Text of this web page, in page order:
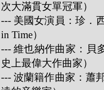
次大滿貫女單冠軍）
--- 美國女演員：珍．
in Time）
--- 維也納作曲家：貝
史上最偉大作曲家）
--- 波蘭籍作曲家：蕭